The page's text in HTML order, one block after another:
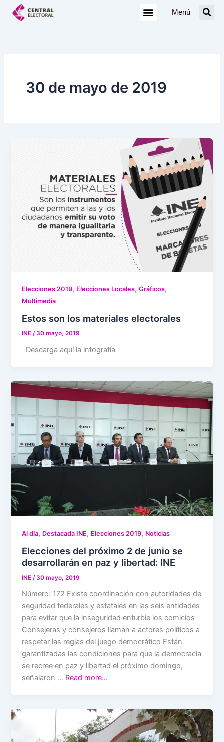
Menú
30 de mayo de 2019
Elecciones 2019, Elecciones Locales,Gráficos,
Multimedia
Estos son los materiales electorales
INE/30 mayo, 2019
Descarga aquí la infografía
Al día, Destacada INE, Elecciones 2019, Noticias
Elecciones del próximo 2 de junio se
desarrollarán en paz y libertad: INE
INE /30 mayo, 2019
Número: 172 Existe coordinación con autoridades de
seguridad federales y estatales en las seis entidades
para evitar que la inseguridad enturbie los comicios
Consejeras y consejeros llaman a actores políticos a
respetar las reglas del juego democrático Están
garantizadas las condiciones para que la democracia
se recree en paz y libertad el próximo domingo,
señalaron … Read more…